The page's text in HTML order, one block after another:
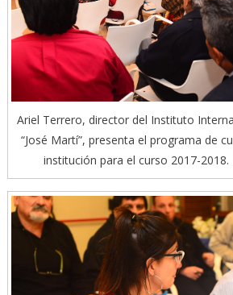
Ariel Terrero, director del Instituto
“José Martí”, presenta el programa de
institución para el curso 2017-2018.